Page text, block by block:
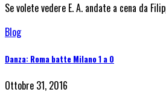
Se volete vedere E. A. andate a cena da
Blog
Danza: Roma batte Milano 1 a 0
Ottobre 31, 2016